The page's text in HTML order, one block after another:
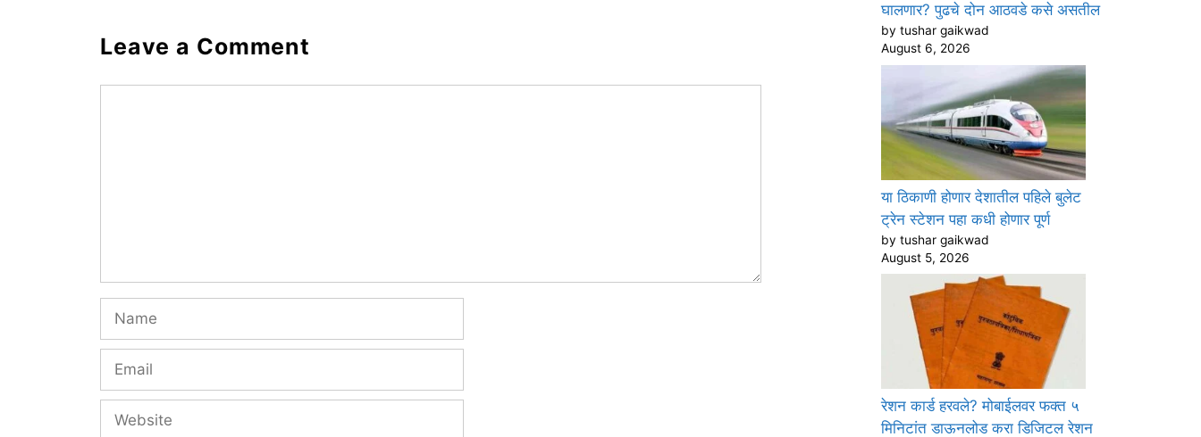
Leave a Comment
Name
Email
Website
घालणार? पुढचे दोन आठवडे कसे असतील
by tushar gaikwad
August 6, 2026
या ठिकाणी होणार देशातील पहिले बुलेट
ट्रेन स्टेशन पहा कधी होणार पूर्ण
by tushar gaikwad
August 5, 2026
रेशन कार्ड हरवले? मोबाईलवर फक्त ५
मिनिटांत डाऊनलोड करा डिजिटल रेशन